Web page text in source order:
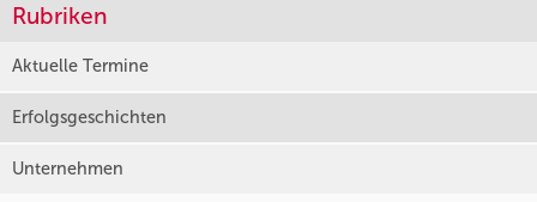
Rubriken
Aktuelle Termine
Erfolgsgeschichten
Unternehmen